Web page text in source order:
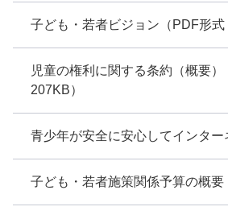
子ども・若者ビジョン（PDF形式
児童の権利に関する条約（概要）
207KB）
青少年が安全に安心してインター
子ども・若者施策関係予算の概要